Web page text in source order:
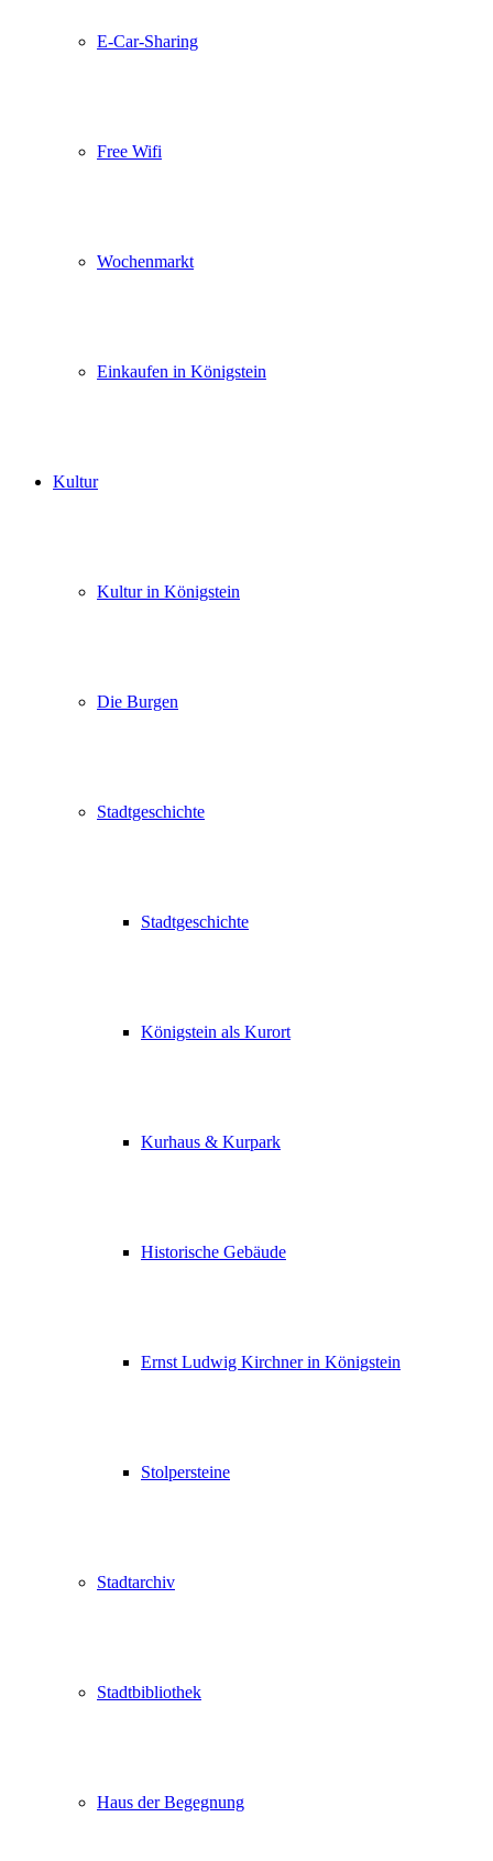
E-Car-Sharing
Free Wifi
Wochenmarkt
Einkaufen in Königstein
Kultur
Kultur in Königstein
Die Burgen
Stadtgeschichte
Stadtgeschichte
Königstein als Kurort
Kurhaus & Kurpark
Historische Gebäude
Ernst Ludwig Kirchner in Königstein
Stolpersteine
Stadtarchiv
Stadtbibliothek
Haus der Begegnung